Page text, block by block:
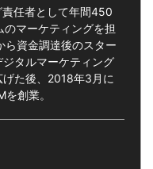
任者として年間450
マーケティングを担
ら資金調達後のスター
ジタルマーケティング
た後、2018年3月に
創業。